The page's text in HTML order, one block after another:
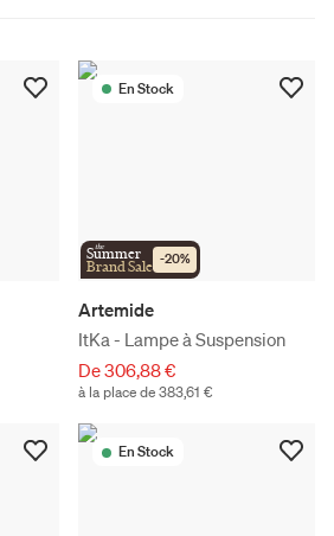
En Stock
the
Summer
Brand Sale -20%
Artemide
ItKa - Lampe à Suspension
De 306,88 €
à la place de 383,61 €
En Stock